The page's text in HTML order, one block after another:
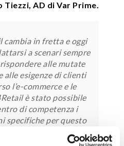
Tiezzi, AD di Var Prime.
cambia in fretta e oggi
a scenari sempre
alle mutate
alle esigenze di clienti
l’e-commerce e le
è stato possibile
di competenza i
specifiche per questo
con la proposta globale